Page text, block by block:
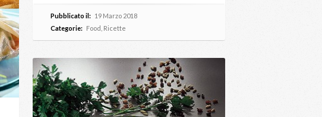
Pubblicato il: 19 Marzo 2018
Categorie: Food Ricette